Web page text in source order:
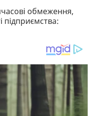
обмеження,
підприємства: